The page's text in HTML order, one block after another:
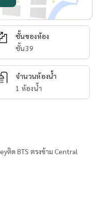
ชั้นของห้อง
ชั้น39
จำนวนห้องน้ำ
1 ห้องน้ำ
ติด BTS ตรงข้าม Central